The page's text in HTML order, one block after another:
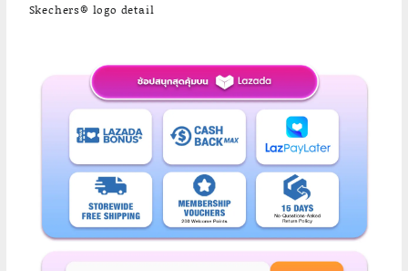
Skechers® logo detail